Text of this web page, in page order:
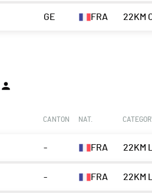
GE FRA 22KM
CANTON NAT.
- FRA 22KM
- FRA 22KM